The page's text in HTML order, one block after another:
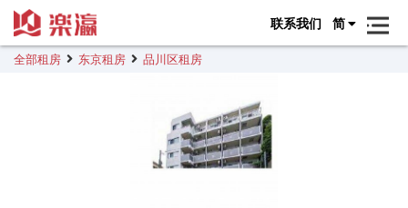
联系我们 简
全部租房 东京租房 品川区租房